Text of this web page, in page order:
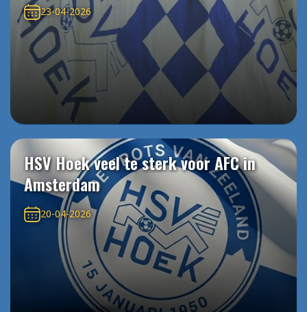
23-04-2026
HSV Hoek veel te sterk voor AFC in
Amsterdam
20-04-2026